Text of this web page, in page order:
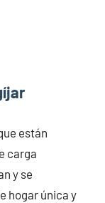
están
carga
y se
hogar única y